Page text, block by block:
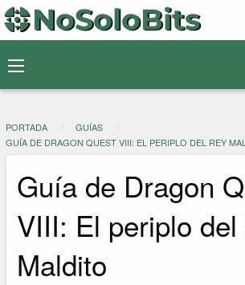
PORTADA
GUÍAS
GUÍA DE DRAGON QUEST VIII: EL PERIPLO DEL REY
Guía de Dragon
VIII: El periplo del
Maldito